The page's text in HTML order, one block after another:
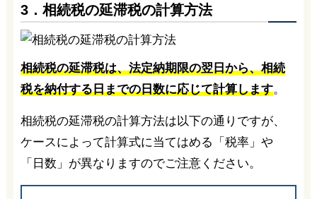
3．相続税の延滞税の計算方法
相続税の延滞税は、法定納期限の翌日から、相続
税を納付する日までの日数に応じて計算します。
相続税の延滞税の計算方法は以下の通りですが、
ケースによって計算式に当てはめる「税率」や
「日数」が異なりますのでご注意ください。